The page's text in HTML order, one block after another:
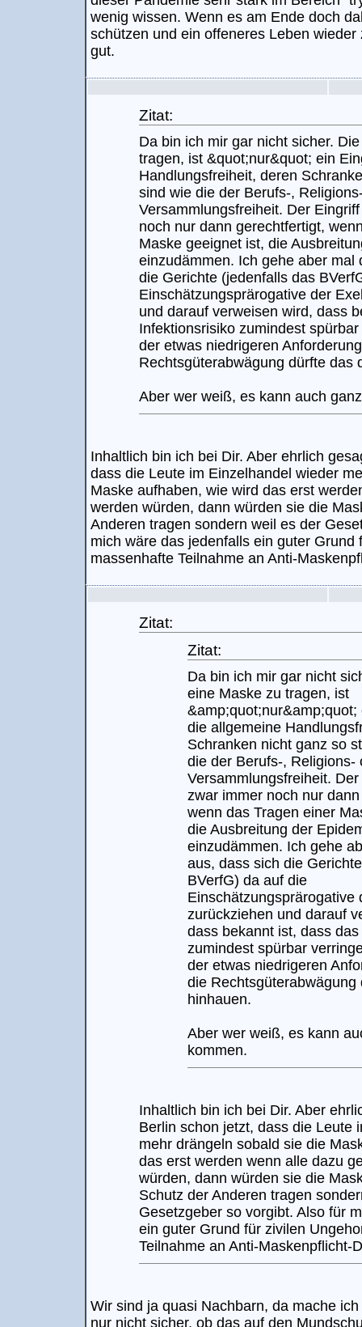
wenig wissen. Wenn es am Ende doch
schützen und ein offeneres Leben
gut.
Zitat:
Da bin ich mir gar nicht sicher.
tragen, ist &quot;nur&quot; ein
Handlungsfreiheit, deren
sind wie die der Berufs-,
Versammlungsfreiheit. Der
noch nur dann gerechtfertigt,
Maske geeignet ist, die
einzudämmen. Ich gehe aber mal
die Gerichte (jedenfalls das
Einschätzungsprärogative der
und darauf verweisen wird, dass
Infektionsrisiko zumindest
der etwas niedrigeren
Rechtsgüterabwägung dürfte das
Aber wer weiß, es kann auch
Inhaltlich bin ich bei Dir. Aber ehrlich
dass die Leute im Einzelhandel wieder
Maske aufhaben, wie wird das erst
werden würden, dann würden sie die
Anderen tragen sondern weil es der
mich wäre das jedenfalls ein guter
massenhafte Teilnahme an Anti-
Zitat:
Zitat:
Da bin ich mir gar nicht
eine Maske zu tragen, ist
&amp;quot;nur&amp;quot;
die allgemeine
Schranken nicht ganz so
die der Berufs-, Religions-
Versammlungsfreiheit.
zwar immer noch nur
wenn das Tragen einer
die Ausbreitung der
einzudämmen. Ich gehe
aus, dass sich die
BVerfG) da auf die
Einschätzungsprärogative
zurückziehen und darauf
dass bekannt ist, dass
zumindest spürbar
der etwas niedrigeren
die Rechtsgüterabwägung
hinhauen.
Aber wer weiß, es kann
kommen.
Inhaltlich bin ich bei Dir. Aber
Berlin schon jetzt, dass die Leute
mehr drängeln sobald sie die
das erst werden wenn alle dazu
würden, dann würden sie die
Schutz der Anderen tragen
Gesetzgeber so vorgibt. Also für
ein guter Grund für zivilen
Teilnahme an Anti-Maskenpflicht-
Wir sind ja quasi Nachbarn, da mache
nur nicht sicher, ob das auf den